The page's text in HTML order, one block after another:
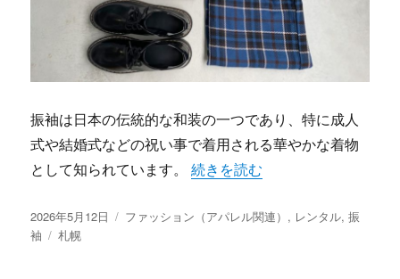
振袖は日本の伝統的な和装の一つであり、特に成人
式や結婚式などの祝い事で着用される華やかな着物
として知られています。“雪国札幌で輝く振袖の魅力と
続きを読む
投
稿
2026年5月12日
カ
ファッション（アパレル関連） , レンタル,振
袖
タ
札幌